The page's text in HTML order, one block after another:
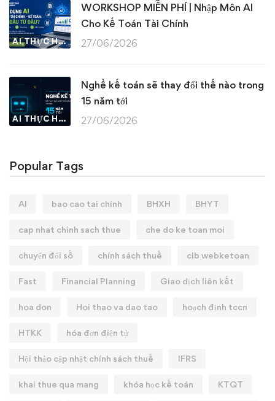
AI THỰC HÀNH
WORKSHOP MIỄN PHÍ | Nhập Môn AI
Cho Kế Toán Tài Chính
27/06/2026
AI THỰC HÀNH
Nghề kế toán sẽ thay đổi thế nào trong
15 năm tới
27/06/2026
Popular Tags
AI bao cao tai chinh BHXH BHYT
cap nhat chinh sach thue che do ke toan moi
chuyển đổi số chính sách thuế clb webketoan
Fast Financial Planning Giao dịch liên kết
hoa don Hoi thao va dao tao hoạch định tccn
HTKK hóa đơn điện tử
Hội thảo cập nhật chính sách thuế IFRS
khai thue qua mang khóa học kế toán KTQT